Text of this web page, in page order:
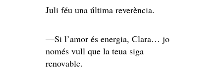
Juli féu una última reverència.
—Si l’amor és energia, Clara… jo
només vull que la teua siga
renovable.